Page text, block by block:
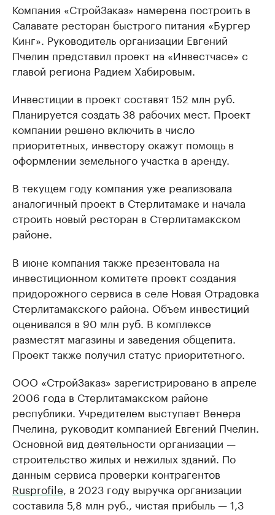
Компания «СтройЗаказ» намерена построить в
Салавате ресторан быстрого питания «Бургер
Кинг». Руководитель организации Евгений
Пчелин представил проект на «Инвестчасе» с
главой региона Радием Хабировым.
Инвестиции в проект составят 152 млн руб.
Планируется создать 38 рабочих мест. Проект
компании решено включить в число
приоритетных, инвестору окажут помощь в
оформлении земельного участка в аренду.
В текущем году компания уже реализовала
аналогичный проект в Стерлитамаке и начала
строить новый ресторан в Стерлитамакском
районе.
В июне компания также презентовала на
инвестиционном комитете проект создания
придорожного сервиса в селе Новая Отрадовка
Стерлитамакского района. Объем инвестиций
оценивался в 90 млн руб. В комплексе
разместят магазины и заведения общепита.
Проект также получил статус приоритетного.
ООО «СтройЗаказ» зарегистрировано в апреле
2006 года в Стерлитамакском районе
республики. Учредителем выступает Венера
Пчелина, руководит компанией Евгений Пчелин.
Основной вид деятельности организации —
строительство жилых и нежилых зданий. По
данным сервиса проверки контрагентов
Rusprofile, в 2023 году выручка организации
составила 5,8 млн руб., чистая прибыль — 1,3